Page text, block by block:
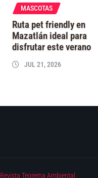
MASCOTAS
Ruta pet friendly en
Mazatlán ideal para
disfrutar este verano
JUL 21, 2026
Revista Teorema Ambiental